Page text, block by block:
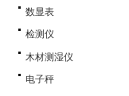
数显表
检测仪
木材测湿仪
电子秤